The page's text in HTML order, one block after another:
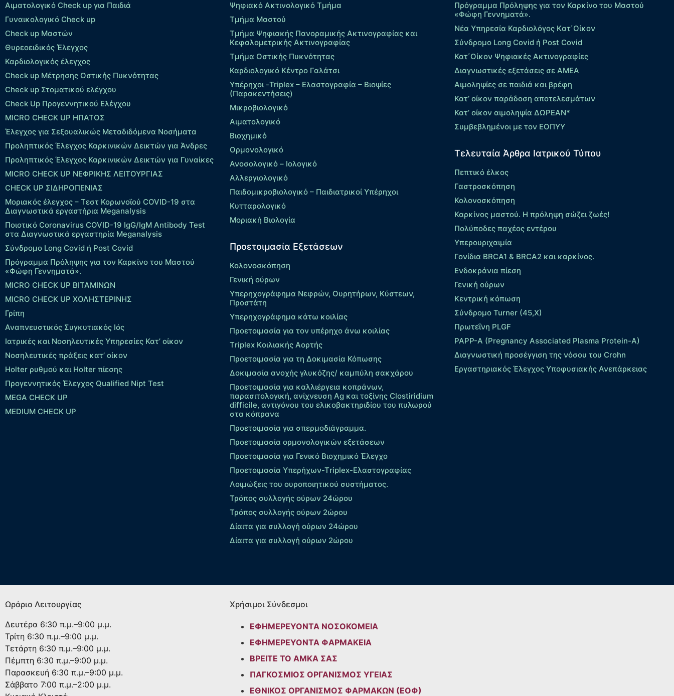
Αιματολογικό Check up για Παιδιά
Γυναικολογικό Check up
Check up Μαστών
Θυρεοειδικός Έλεγχος
Καρδιολογικός έλεγχος
Check up Mέτρησης Οστικής Πυκνότητας
Check up Στοματικού ελέγχου
Check Up Προγεννητικού Ελέγχου
MICRO CHECK UP HΠΑΤΟΣ
Έλεγχος για Σεξουαλικώς Μεταδιδόμενα Νοσήματα
Προληπτικός Έλεγχος Καρκινικών Δεικτών για Άνδρες
Προληπτικός Έλεγχος Καρκινικών Δεικτών για Γυναίκες
MICRO CHECK UP ΝΕΦΡΙΚΗΣ ΛΕΙΤΟΥΡΓΙΑΣ
CHECK UP ΣΙΔΗΡΟΠΕΝΙΑΣ
Μοριακός έλεγχος – Τεστ Κορωνοϊού COVID-19 στα
Διαγνωστικά εργαστήρια Meganalysis
Ποιοτικό Coronavirus COVID-19 IgG/IgM Antibody Test
στα Διαγνωστικά εργαστηρία Meganalysis
Σύνδρομο Long Covid ή Post Covid
Πρόγραμμα Πρόληψης για τον Καρκίνο του Μαστού
«Φώφη Γεννηματά».
MICRO CHECK UP ΒΙΤΑΜΙΝΩΝ
MICRO CHECK UP ΧΟΛΗΣΤΕΡΙΝΗΣ
Γρίπη
Αναπνευστικός Συγκυτιακός Ιός
Ιατρικές και Νοσηλευτικές Υπηρεσίες Κατ’ οίκον
Νοσηλευτικές πράξεις κατ’ οίκον
Holter ρυθμού και Holter πίεσης
Προγεννητικός Έλεγχος Qualified Nipt Test
MEGA CHECK UP
MEDIUM CHECK UP
Ψηφιακό Ακτινολογικό Τμήμα
Τμήμα Μαστού
Τμήμα Ψηφιακής Πανοραμικής Ακτινογραφίας και
Κεφαλομετρικής Ακτινογραφίας
Τμήμα Οστικής Πυκνότητας
Καρδιολογικό Κέντρο Γαλάτσι
Υπέρηχοι -Triplex – Eλαστογραφία – Βιοψίες
(Παρακεντήσεις)
Μικροβιολογικό
Αιματολογικό
Βιοχημικό
Ορμονολογικό
Ανοσολογικό – Ιολογικό
Αλλεργιολογικό
Παιδομικροβιολογικό – Παιδιατρικοί Υπέρηχοι
Κυτταρολογικό
Μοριακή Βιολογία
Προετοιμασία Εξετάσεων
Κολονοσκόπηση
Γενική ούρων
Υπερηχογράφημα Νεφρών, Ουρητήρων, Κύστεων,
Προστάτη
Υπερηχογράφημα κάτω κοιλίας
Προετοιμασία για τον υπέρηχο άνω κοιλίας
Τriplex Kοιλιακής Αορτής
Προετοιμασία για τη Δοκιμασία Κόπωσης
Δοκιμασία ανοχής γλυκόζης/ καμπύλη σακχάρου
Προετοιμασία για καλλιέργεια κοπράνων,
παρασιτολογική, ανίχνευση Ag και τοξίνης Clostiridium
difficile, αντιγόνου του ελικοβακτηριδίου του πυλωρού
στα κόπρανα
Προετοιμασία για σπερμοδιάγραμμα.
Προετοιμασία ορμονολογικών εξετάσεων
Προετοιμασία για Γενικό Βιοχημικό Έλεγχο
Προετοιμασία Υπερήχων-Τriplex-Ελαστογραφίας
Λοιμώξεις του ουροποιητικού συστήματος.
Τρόπος συλλογής ούρων 24ώρου
Τρόπος συλλογής ούρων 2ώρου
Δίαιτα για συλλογή ούρων 24ώρου
Δίαιτα για συλλογή ούρων 2ώρου
Πρόγραμμα Πρόληψης για τον Καρκίνο του Μαστού
«Φώφη Γεννηματά».
Νέα Υπηρεσία Καρδιολόγος Kατ΄Οίκον
Σύνδρομο Long Covid ή Post Covid
Κατ΄Οίκον Ψηφιακές Ακτινογραφίες
Διαγνωστικές εξετάσεις σε ΑΜΕΑ
Αιμοληψίες σε παιδιά και βρέφη
Κατ’ οίκον παράδοση αποτελεσμάτων
Κατ’ οίκον αιμοληψία ΔΩΡΕΑΝ*
Συμβεβλημένοι με τον ΕΟΠΥΥ
Τελευταία Άρθρα Ιατρικού Τύπου
Πεπτικό έλκος
Γαστροσκόπηση
Κολονοσκόπηση
Καρκίνος μαστού. Η πρόληψη σώζει ζωές!
Πολύποδες παχέος εντέρου
Yπερουριχαιμία
Γονίδια BRCA1 & BRCA2 και καρκίνος.
Ενδοκράνια πίεση
Γενική ούρων
Κεντρική κόπωση
Σύνδρομο Turner (45,X)
Πρωτεΐνη PLGF
PAPP-A (Pregnancy Associated Plasma Protein-A)
Διαγνωστική προσέγγιση της νόσου του Crohn
Εργαστηριακός Έλεγχος Υποφυσιακής Ανεπάρκειας
Ωράριο Λειτουργίας
Δευτέρα 6:30 π.μ.–9:00 μ.μ.
Τρίτη 6:30 π.μ.–9:00 μ.μ.
Τετάρτη 6:30 π.μ.–9:00 μ.μ.
Πέμπτη 6:30 π.μ.–9:00 μ.μ.
Παρασκευή 6:30 π.μ.–9:00 μ.μ.
Σάββατο 7:00 π.μ.–2:00 μ.μ.
Χρήσιμοι Σύνδεσμοι
ΕΦΗΜΕΡΕΥΟΝΤΑ ΝΟΣΟΚΟΜΕΙΑ
ΕΦΗΜΕΡΕΥΟΝΤΑ ΦΑΡΜΑΚΕΙΑ
ΒΡΕΙΤΕ ΤΟ ΑΜΚΑ ΣΑΣ
ΠΑΓΚΟΣΜΙΟΣ ΟΡΓΑΝΙΣΜΟΣ ΥΓΕΙΑΣ
ΕΘΝΙΚΟΣ ΟΡΓΑΝΙΣΜΟΣ ΦΑΡΜΑΚΩΝ (ΕΟΦ)